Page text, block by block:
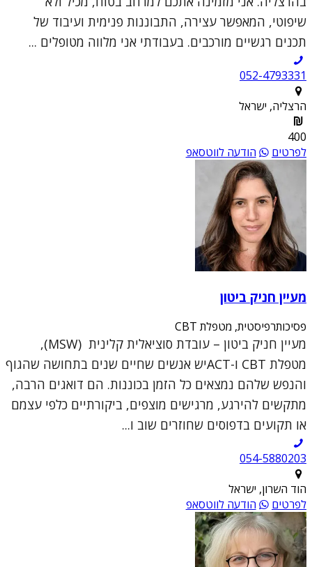
שיפוטי, המאפשר עצירה, התבוננות פנימית ועיבוד של
תכנים רגשיים מורכבים. בעבודתי אני מלווה מטופלים ...
052-4793331
הרצליה, ישראל
400
לפרטים
הודעה לווטסאפ
מעיין חניק ביטון
פסיכותרפיסטית, מטפלת CBT
מעיין חניק ביטון – עובדת סוציאלית קלינית (MSW),
מטפלת CBT ו-ACTיש אנשים שחיים שנים בתחושה שהגוף
והנפש שלהם נמצאים כל הזמן בכוננות. הם דואגים הרבה,
מתקשים להירגע, מרגישים מוצפים, ביקורתיים כלפי עצמם
או תקועים בדפוסים שחוזרים שוב ו...
054-5880203
הוד השרון, ישראל
לפרטים
הודעה לווטסאפ